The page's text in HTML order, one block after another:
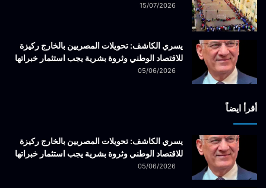
15/07/2026
يسري الكاشف: تحويلات المصريين بالخارج ركيزة
للاقتصاد الوطني وثروة بشرية يجب استثمار خبراتها
05/06/2026
أقرأ ايضاً
يسري الكاشف: تحويلات المصريين بالخارج ركيزة
للاقتصاد الوطني وثروة بشرية يجب استثمار خبراتها
05/06/2026